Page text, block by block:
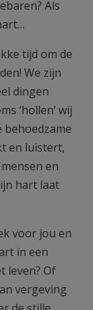
Als
tijd om de
We zijn
dingen
‘hollen’ wij
behoedzame
en luistert,
en
hart laat
voor jou en
in een
leven? Of
vergeving